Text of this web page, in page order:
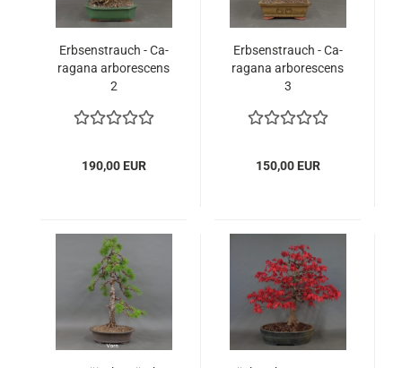
Erb­sen­strauch - Ca­
ra­ga­na ar­bo­re­scens
2
190,00 EUR
Erb­sen­strauch - Ca­
ra­ga­na ar­bo­re­scens
3
150,00 EUR